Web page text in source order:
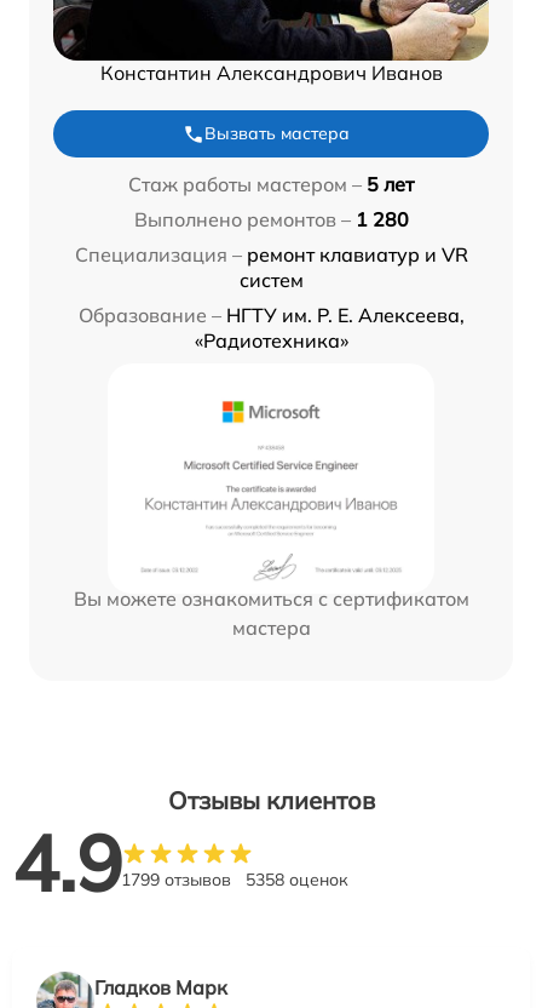
Константин Александрович Иванов
Вызвать мастера
Стаж работы мастером – 5 лет
Выполнено ремонтов – 1 280
Специализация – ремонт клавиатур и VR
систем
Образование – НГТУ им. Р. Е. Алексеева,
«Радиотехника»
Вы можете ознакомиться с сертификатом
мастера
Отзывы клиентов
4.91799 отзывов 5358 оценок
Гладков Марк